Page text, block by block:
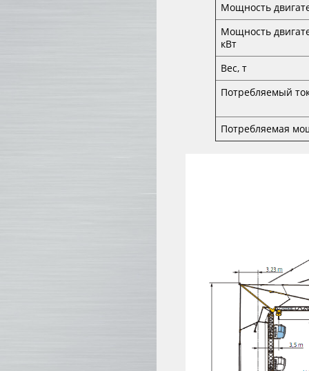
Мощность
Мощность
кВт
Вес, т
Потребляемый
Потребляемая